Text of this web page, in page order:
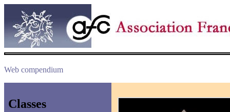
Web compendium
Classes